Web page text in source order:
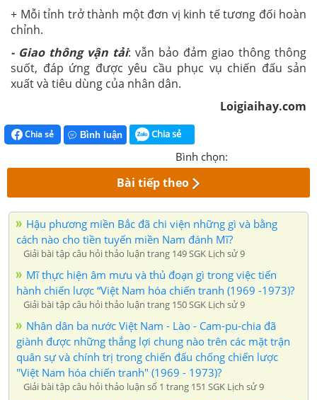
+ Mỗi tỉnh trở thành một đơn vị kinh tế tương đối hoàn
chỉnh.
- Giao thông vận tải: vẫn bảo đảm giao thông thông
suốt, đáp ứng được yêu cầu phục vụ chiến đấu sản
xuất và tiêu dùng của nhân dân.
Loigiaihay.com
Chia sẻ Bình luận Chia sẻ
Bình chọn:
Bài tiếp theo
Hậu phương miền Bắc đã chi viện những gì và bằng
cách nào cho tiền tuyến miền Nam đánh Mĩ?
Giải bài tập câu hỏi thảo luận trang 149 SGK Lịch sử 9
Mĩ thực hiện âm mưu và thủ đoạn gì trong việc tiến
hành chiến lược “Việt Nam hóa chiến tranh (1969 -1973)?
Giải bài tập câu hỏi thảo luận trang 150 SGK Lịch sử 9
Nhân dân ba nước Việt Nam - Lào - Cam-pu-chia đã
giành được những thắng lợi chung nào trên các mặt trận
quân sự và chính trị trong chiến đấu chống chiến lược
"Việt Nam hóa chiến tranh" (1969 - 1973)?
Giải bài tập câu hỏi thảo luận số 1 trang 151 SGK Lịch sử 9